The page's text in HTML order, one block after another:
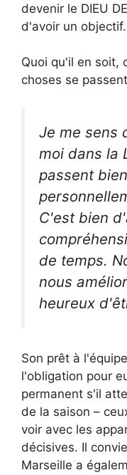
devenir le DIEU
d'avoir un objectif.
Quoi qu'il en soit,
choses se
Je me sens
moi dans la
passent
C'est bien
de temps.
nous
heureux
Son prêt à
l'obligation pour
permanent s'il
de la saison –
voir avec les
décisives. Il
Marseille a